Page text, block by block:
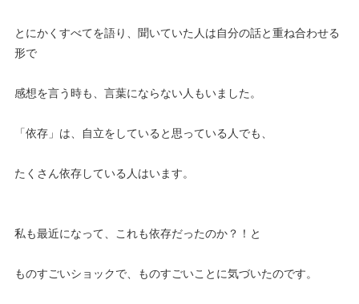
とにかくすべてを語り、聞いていた人は自分の話と重ね合わせる
形で
感想を言う時も、言葉にならない人もいました。
「依存」は、自立をしていると思っている人でも、
たくさん依存している人はいます。
私も最近になって、これも依存だったのか？！と
ものすごいショックで、ものすごいことに気づいたのです。